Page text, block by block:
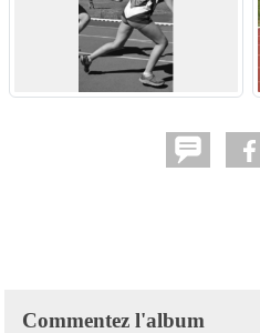
Commentez l'album